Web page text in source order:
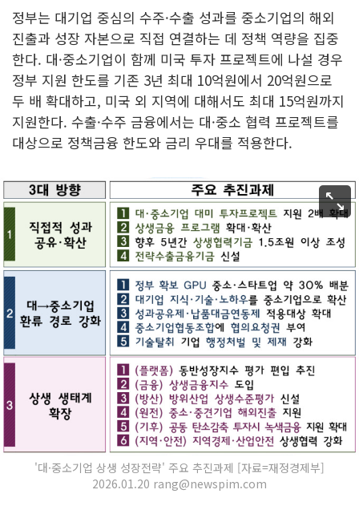
정부는 대기업 중심의 수주·수출 성과를 중소기업의 해외
진출과 성장 자본으로 직접 연결하는 데 정책 역량을 집중
한다. 대·중소기업이 함께 미국 투자 프로젝트에 나설 경우
정부 지원 한도를 기존 3년 최대 10억원에서 20억원으로
두 배 확대하고, 미국 외 지역에 대해서도 최대 15억원까지
지원한다. 수출·수주 금융에서는 대·중소 협력 프로젝트를
대상으로 정책금융 한도와 금리 우대를 적용한다.
'대·중소기업 상생 성장전략' 주요 추진과제 [자료=재정경제부]
2026.01.20 rang@newspim.com